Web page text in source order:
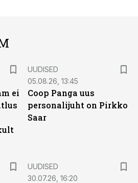
ei
UUDISED
05.08.26, 13:45
Coop Panga uus
personalijuht on Pirkko
Saar
UUDISED
30.07.26, 16:20